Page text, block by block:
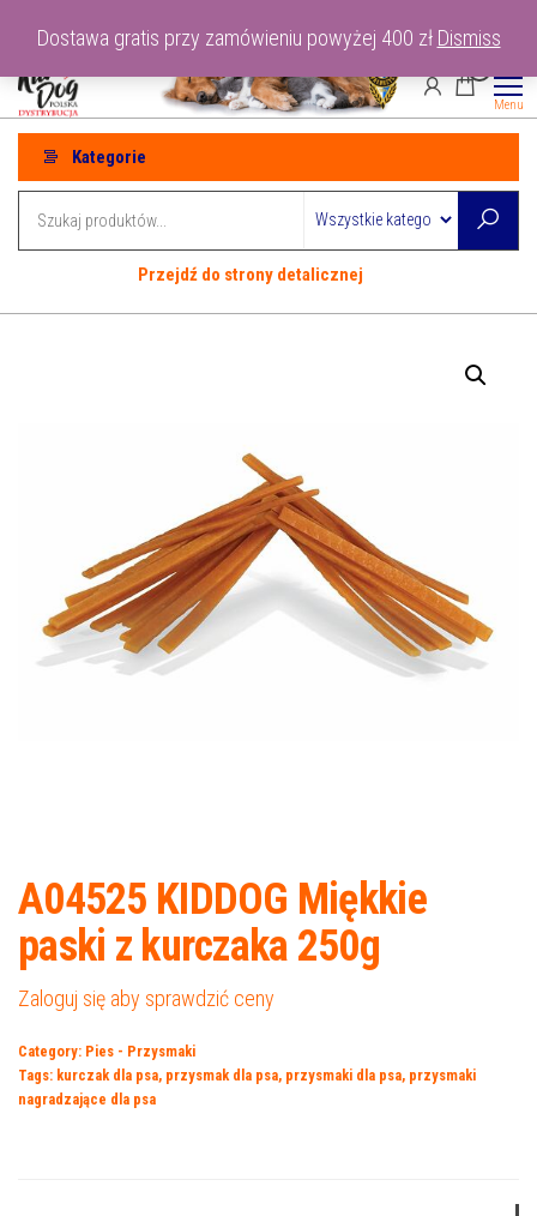
treści
Menu
Kategorie
Przejdź do strony detalicznej
A04525 KIDDOG Miękkie
paski z kurczaka 250g
Zaloguj się aby sprawdzić ceny
Category: Pies - Przysmaki
Tags: kurczak dla psa, przysmak dla psa, przysmaki dla psa, przysmaki
nagradzające dla psa
Dostawa gratis przy zamówieniu powyżej 400 zł Dismiss